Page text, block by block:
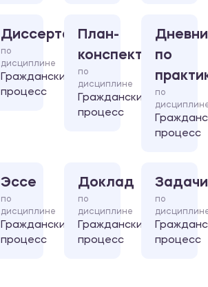
Диссертация
по
дисциплине
Гражданский
процесс
План-
конспект
по
дисциплине
Гражданский
процесс
по
по
процесс
Эссе
по
дисциплине
Гражданский
процесс
Доклад
по
дисциплине
Гражданский
процесс
Задачи
по
процесс